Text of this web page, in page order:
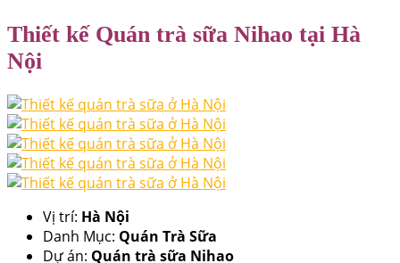
Thiết kế Quán trà sữa Nihao tại Hà
Nội
Vị trí: Hà Nội
Danh Mục: Quán Trà Sữa
Dự án: Quán trà sữa Nihao